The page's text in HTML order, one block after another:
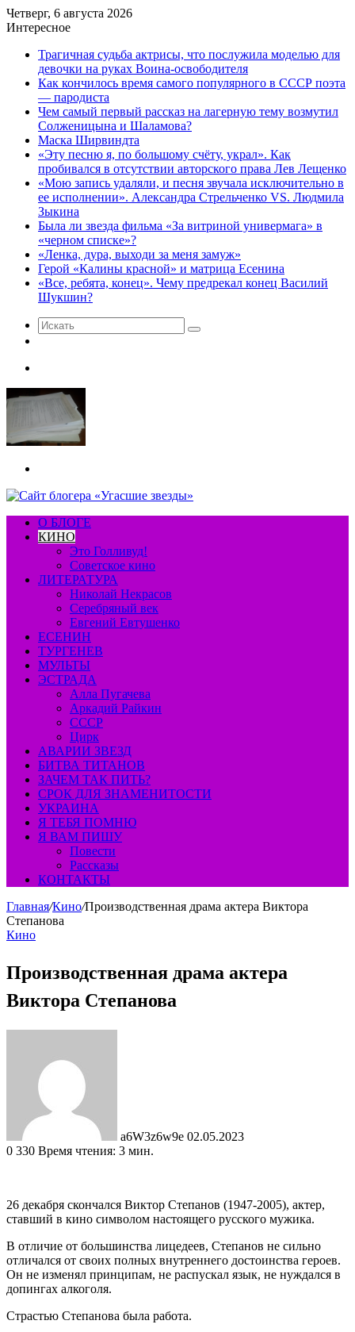
Четверг, 6 августа 2026
Интересное
Трагичная судьба актрисы, что послужила моделью для
девочки на руках Воина-освободителя
Как кончилось время самого популярного в СССР поэта
— пародиста
Чем самый первый рассказ на лагерную тему возмутил
Солженицына и Шаламова?
Маска Ширвиндта
«Эту песню я, по большому счёту, украл». Как
пробивался в отсутствии авторского права Лев Лещенко
«Мою запись удаляли, и песня звучала исключительно в
ее исполнении». Александра Стрельченко VS. Людмила
Зыкина
Была ли звезда фильма «За витриной универмага» в
«черном списке»?
«Ленка, дура, выходи за меня замуж»
Герой «Калины красной» и матрица Есенина
«Все, ребята, конец». Чему предрекал конец Василий
Шукшин?
Искать
О БЛОГЕ
КИНО
Это Голливуд!
Советское кино
ЛИТЕРАТУРА
Николай Некрасов
Серебряный век
Евгений Евтушенко
ЕСЕНИН
ТУРГЕНЕВ
МУЛЬТЫ
ЭСТРАДА
Алла Пугачева
Аркадий Райкин
СССР
Цирк
АВАРИИ ЗВЕЗД
БИТВА ТИТАНОВ
ЗАЧЕМ ТАК ПИТЬ?
СРОК ДЛЯ ЗНАМЕНИТОСТИ
УКРАИНА
Я ТЕБЯ ПОМНЮ
Я ВАМ ПИШУ
Повести
Рассказы
КОНТАКТЫ
Главная/Кино/Производственная драма актера Виктора
Степанова
Кино
Производственная драма актера
Виктора Степанова
a6W3z6w9e 02.05.2023
0 330 Время чтения: 3 мин.
26 декабря скончался Виктор Степанов (1947-2005), актер,
ставший в кино символом настоящего русского мужика.
В отличие от большинства лицедеев, Степанов не сильно
отличался от своих полных внутреннего достоинства героев.
Он не изменял принципам, не распускал язык, не нуждался в
допингах алкоголя.
Страстью Степанова была работа.